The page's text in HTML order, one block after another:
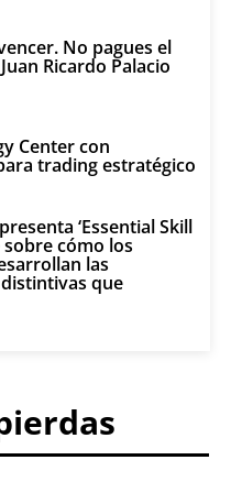
No pagues el
Ricardo Palacio
Center con
trading estratégico
‘Essential Skill
sobre cómo los
las
que